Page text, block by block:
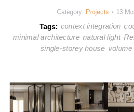
Category: Projects 13
Tags: context integration
minimal architecture natural light
single-storey house